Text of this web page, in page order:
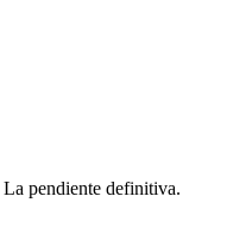
pendiente definitiva.